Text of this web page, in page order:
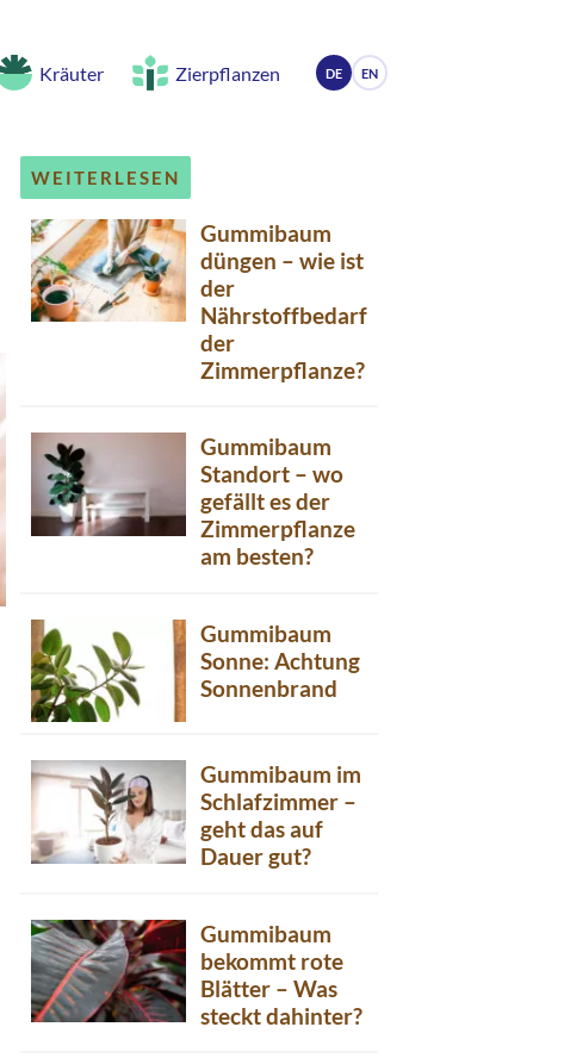
Kräuter Zierpflanzen DE EN
WEITERLESEN
Gummibaum
düngen – wie ist
der
Nährstoffbedarf
der
Zimmerpflanze?
Gummibaum
Standort – wo
gefällt es der
Zimmerpflanze
am besten?
Gummibaum
Sonne: Achtung
Sonnenbrand
Gummibaum im
Schlafzimmer –
geht das auf
Dauer gut?
Gummibaum
bekommt rote
Blätter – Was
steckt dahinter?